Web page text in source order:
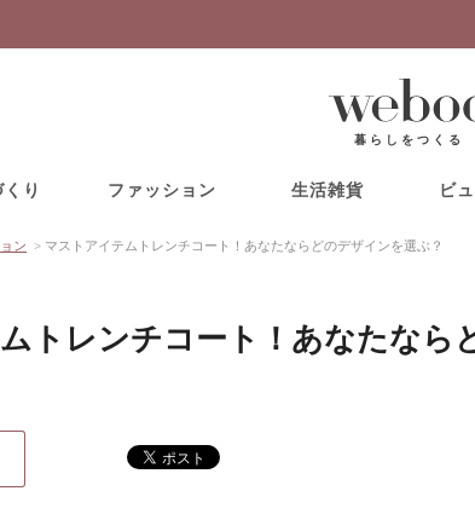
暮らしをつくる
り ファッション 生活雑貨 ビ
ン > マストアイテムトレンチコート！あなたならどのデザインを選ぶ？
トレンチコート！あなたなら